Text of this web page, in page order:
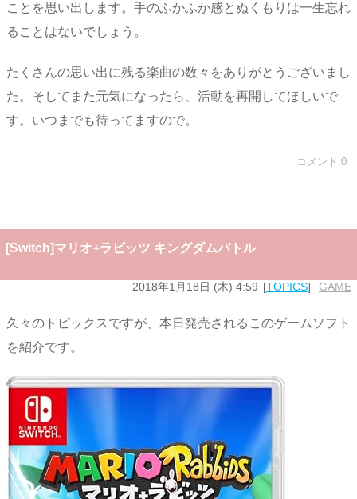
ことを思い出します。手のふかふか感とぬくもりは一生忘れ
ることはないでしょう。
たくさんの思い出に残る楽曲の数々をありがとうございまし
た。そしてまた元気になったら、活動を再開してほしいで
す。いつまでも待ってますので。
コメント:0
[Switch]マリオ+ラビッツ キングダムバトル
2018年1月18日 (木) 4:59 TOPICS GAME
久々のトピックスですが、本日発売されるこのゲームソフト
を紹介です。